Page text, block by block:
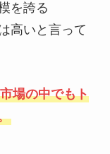
を誇る
高いと言って
場の中でもト